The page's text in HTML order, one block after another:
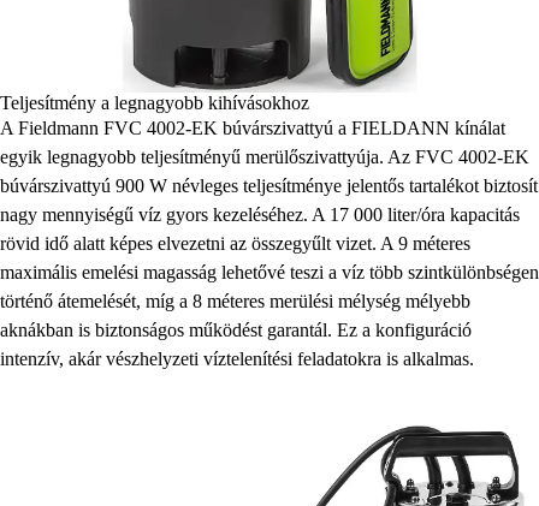
Teljesítmény a legnagyobb kihívásokhoz
A Fieldmann FVC 4002-EK búvárszivattyú a FIELDANN kínálat
egyik legnagyobb teljesítményű merülőszivattyúja. Az FVC 4002-EK
búvárszivattyú 900 W névleges teljesítménye jelentős tartalékot biztosít
nagy mennyiségű víz gyors kezeléséhez. A 17 000 liter/óra kapacitás
rövid idő alatt képes elvezetni az összegyűlt vizet. A 9 méteres
maximális emelési magasság lehetővé teszi a víz több szintkülönbségen
történő átemelését, míg a 8 méteres merülési mélység mélyebb
aknákban is biztonságos működést garantál. Ez a konfiguráció
intenzív, akár vészhelyzeti víztelenítési feladatokra is alkalmas.